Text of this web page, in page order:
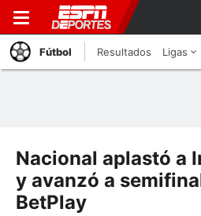
Fútbol Resultados Ligas
Nacional aplastó a
y avanzó a
BetPlay